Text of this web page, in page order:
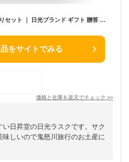
日昇堂 日光ラスク 10個入りセット ｜ 日光ブランド ギフト 贈答 栃木 お土産 おもたせ 手土産 栃木県産品 日光市 ご当地 お菓子 ご当地スイーツ
をサイトでみる
価格と在庫を楽天でチェック >>
日昇堂の日光ラスクです。サク
しいので鬼怒川旅行のお土産に